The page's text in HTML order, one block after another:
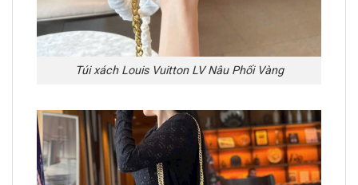
Túi xách Louis Vuitton LV Nâu Phối Vàng